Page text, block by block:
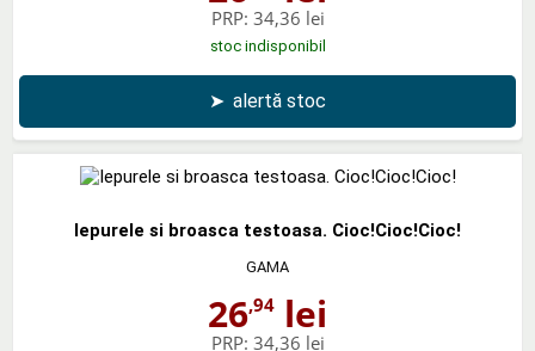
PRP: 34,36 lei
stoc indisponibil
➤ alertă stoc
Iepurele si broasca testoasa. Cioc!Cioc!Cioc!
GAMA
26,94 lei
PRP: 34,36 lei